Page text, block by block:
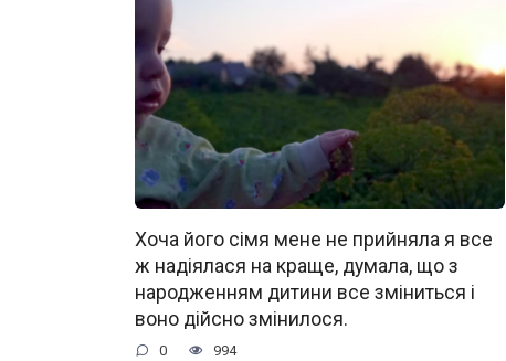
Хоча його сімя мене не прийняла я все
ж надіялася на краще, думала, що з
народженням дитини все зміниться і
воно дійсно змінилося.
0 994